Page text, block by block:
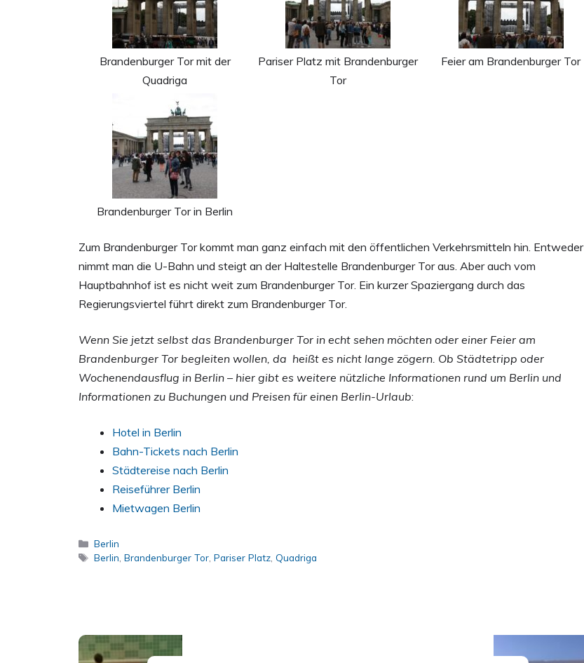
Brandenburger Tor mit der
Quadriga
Pariser Platz mit Brandenburger
Tor
Feier am Brandenburger Tor
Brandenburger Tor in Berlin
Zum Brandenburger Tor kommt man ganz einfach mit den öffentlichen Verkehrsmitteln hin. Entweder
nimmt man die U-Bahn und steigt an der Haltestelle Brandenburger Tor aus. Aber auch vom
Hauptbahnhof ist es nicht weit zum Brandenburger Tor. Ein kurzer Spaziergang durch das
Regierungsviertel führt direkt zum Brandenburger Tor.
Wenn Sie jetzt selbst das Brandenburger Tor in echt sehen möchten oder einer Feier am
Brandenburger Tor begleiten wollen, da heißt es nicht lange zögern. Ob Städtetripp oder
Wochenendausflug in Berlin – hier gibt es weitere nützliche Informationen rund um Berlin und
Informationen zu Buchungen und Preisen für einen Berlin-Urlaub:
Hotel in Berlin
Bahn-Tickets nach Berlin
Städtereise nach Berlin
Reiseführer Berlin
Mietwagen Berlin
Kategorien
Berlin
Schlagwörter
Berlin Brandenburger Tor, Pariser Platz, Quadriga